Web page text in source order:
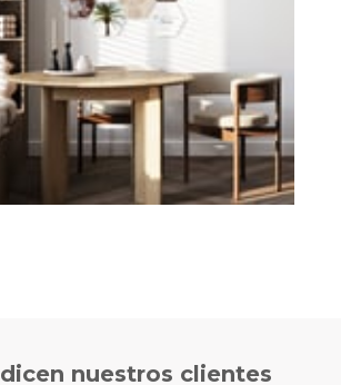
dicen nuestros clientes